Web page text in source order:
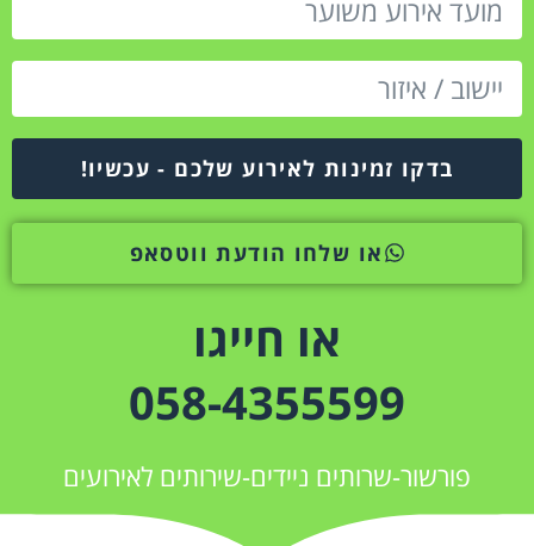
בדקו זמינות לאירוע שלכם - עכשיו!
או שלחו הודעת ווטסאפ
או חייגו
058-4355599
פורשור-שרותים ניידים-שירותים לאירועים